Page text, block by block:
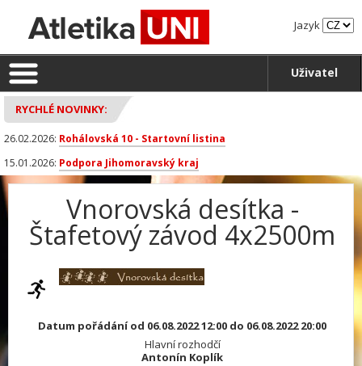
Jazyk
Uživatel
RYCHLÉ NOVINKY:
26.02.2026: Rohálovská 10 - Startovní listina
15.01.2026: Podpora Jihomoravský kraj
Vnorovská desítka -
Štafetový závod 4x2500m
Datum pořádání od 06.08.2022 12:00 do 06.08.2022 20:00
Hlavní rozhodčí
Antonín Koplík